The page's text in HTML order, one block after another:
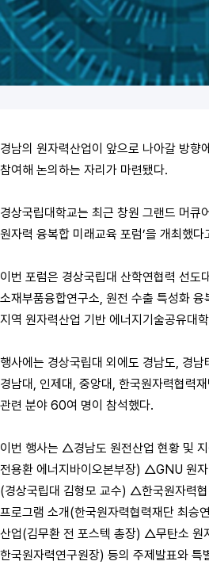
경남의 원자력산업이 앞으로 나아갈 방향
참여해 논의하는 자리가 마련됐다.
경상국립대학교는 최근 창원 그랜드 머큐
원자력 융복합 미래교육 포럼’을 개최했
이번 포럼은 경상국립대 산학연협력 선도
소재부품융합연구소, 원전 수출 특성화
지역 원자력산업 기반 에너지기술공유대
행사에는 경상국립대 외에도 경남도, 경
경남대, 인제대, 중앙대, 한국원자력협력
관련 분야 60여 명이 참석했다.
이번 행사는 △경남도 원전산업 현황 및
전용환 에너지바이오본부장) △GNU 원
(경상국립대 김형모 교수) △한국원자력
프로그램 소개(한국원자력협력재단 최승
산업(김무환 전 포스텍 총장) △무탄소 원
한국원자력연구원장) 등의 주제발표와 특